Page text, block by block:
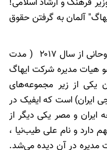
فرهنگ و ارشاد اسلامی!
آلمان به گرفتن حقوق
وزیر اقتصاد دولت یازدهم و از یاران حسن روحانی از سال ۲۰۱۷ ( مدت
هیات مدیره شرکت ایهاگ
یکی از زیر مجموعه‌های
ایران) است که ایفیک در
توسعه ایران و مصر یکی دیگر از
درصد در آن سهم دارد و نام علی ‌طیب‌نیا ،
مدیره در آن دیده می‌شد.